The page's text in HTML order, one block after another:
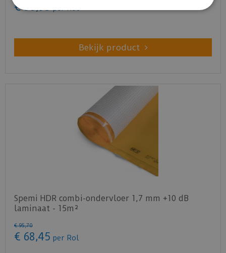
€ 38,95 per Rol
Bekijk product
Spemi HDR combi-ondervloer 1,7 mm +10 dB
laminaat - 15m²
€ 95,70
€ 68,45 per Rol